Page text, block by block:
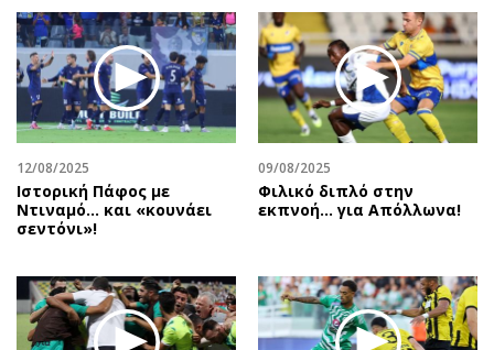
Οικονομία
Real Estate
Επιχειρήσεις
Αγορές
Money Review
AstroBank Properties
Trends
Ενέργεια
Ναυτιλία
Περιβάλλον
Ελλάδα
Πολιτική
Οικονομία
Γενικά
Αναδρομές
Πρόσωπα
Περιβάλλον
Good Life
Showbiz
Ταξίδια
Συνταγές
12/08/2025
Ιστορική Πάφος με
Ντιναμό… και «κουνάει
σεντόνι»!
09/08/2025
Φιλικό διπλό στην
εκπνοή… για Απόλλωνα!